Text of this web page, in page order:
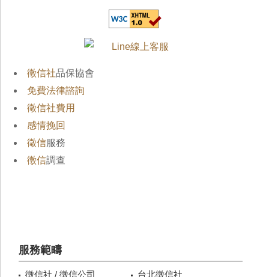
徵信社品保協會
免費法律諮詢
徵信社費用
感情挽回
徵信服務
徵信調查
服務範疇
徵信社 / 徵信公司
台北徵信社